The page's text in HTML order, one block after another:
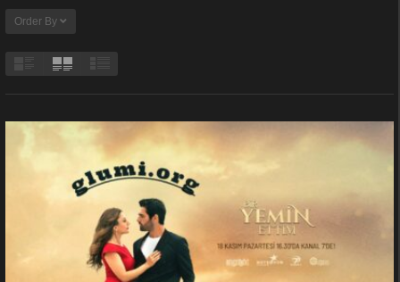
Order By